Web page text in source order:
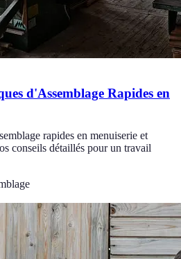
d'Assemblage Rapides en
rapides en menuiserie et
conseils détaillés pour un travail